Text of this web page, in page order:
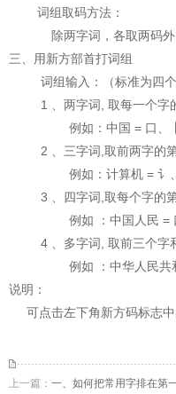
词组取码方法：
除两字词，各取两码外，
三、用新方部首打词组
词组输入：（标准为四个
1 、两字词, 取每一个字
例如：中国 = 口、丨
2 、三字词,取前两字的第
例如：计算机 = 讠、
3 、四字词,取每个字的
例如 ：中国人民 = 口、
4 、多字词, 取前三个字和
例如 ：中华人民共和国
说明：
可点击左下角新方码标志
上一篇： 一、如何把常用字排在第